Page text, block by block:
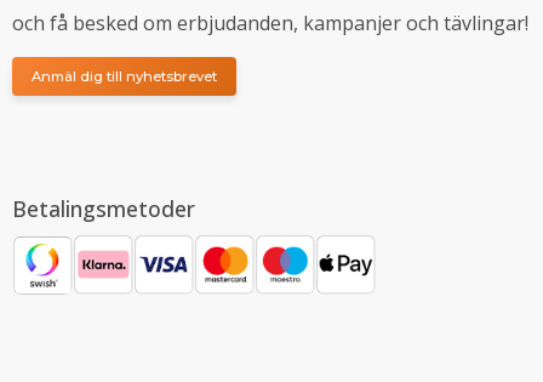
och få besked om erbjudanden, kampanjer och tävlingar!
Anmäl dig till nyhetsbrevet
Betalingsmetoder